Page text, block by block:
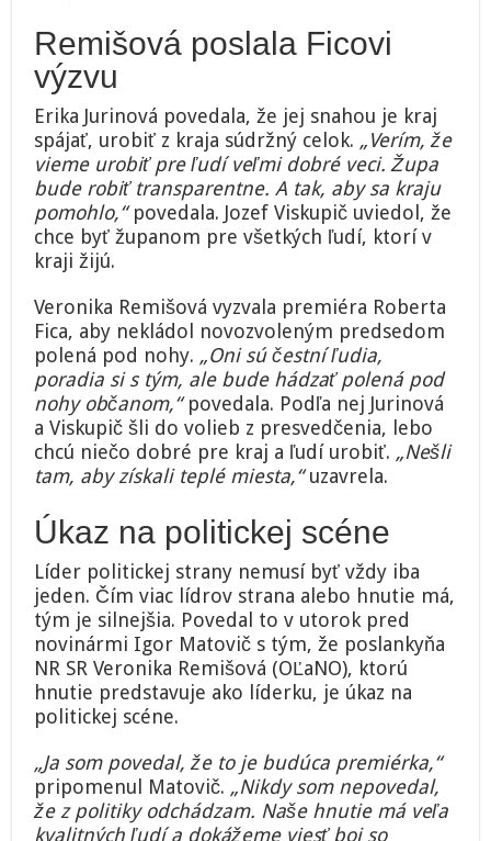
Remišová poslala Ficovi
výzvu
Erika Jurinová povedala, že jej snahou je kraj
spájať, urobiť z kraja súdržný celok. „Verím, že
vieme urobiť pre ľudí veľmi dobré veci. Župa
bude robiť transparentne. A tak, aby sa kraju
pomohlo,“povedala. Jozef Viskupič uviedol, že
chce byť županom pre všetkých ľudí, ktorí v
kraji žijú.
Veronika Remišová vyzvala premiéra Roberta
Fica, aby nekládol novozvoleným predsedom
polená pod nohy. „Oni sú čestní ľudia,
poradia si s tým, ale bude hádzať polená pod
nohy občanom,“povedala. Podľa nej Jurinová
a Viskupič šli do volieb z presvedčenia, lebo
chcú niečo dobré pre kraj a ľudí urobiť. „Nešli
tam, aby získali teplé miesta,“uzavrela.
Úkaz na politickej scéne
Líder politickej strany nemusí byť vždy iba
jeden. Čím viac lídrov strana alebo hnutie má,
tým je silnejšia. Povedal to v utorok pred
novinármi Igor Matovič s tým, že poslankyňa
NR SR Veronika Remišová (OĽaNO), ktorú
hnutie predstavuje ako líderku, je úkaz na
politickej scéne.
„Ja som povedal, že to je budúca premiérka,“
pripomenul Matovič. „Nikdy som nepovedal,
že z politiky odchádzam. Naše hnutie má veľa
kvalitných ľudí a dokážeme viesť boj so